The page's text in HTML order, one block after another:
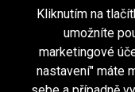
Povinně
Ochrana
Kliknutím na
umožníte
marketingové
nastavení" máte